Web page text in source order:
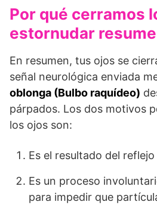
Por qué cerramos
estornudar
En resumen, tus ojos se
señal neurológica enviada
oblonga (Bulbo raquídeo)
párpados. Los dos motivos
los ojos son:
Es el resultado del
Es un proceso
para impedir que